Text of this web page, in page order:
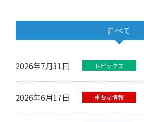
すべて
2026年7月31日 トピックス
2026年6月17日 重要な情報